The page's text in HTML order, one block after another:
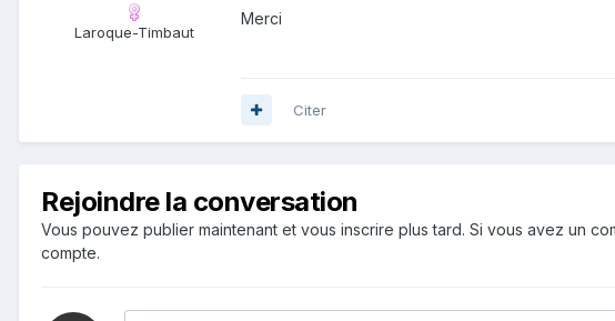
Laroque-Timbaut
Merci
Citer
Rejoindre la conversation
Vous pouvez publier maintenant et vous inscrire plus tard. Si vous avez un
compte.